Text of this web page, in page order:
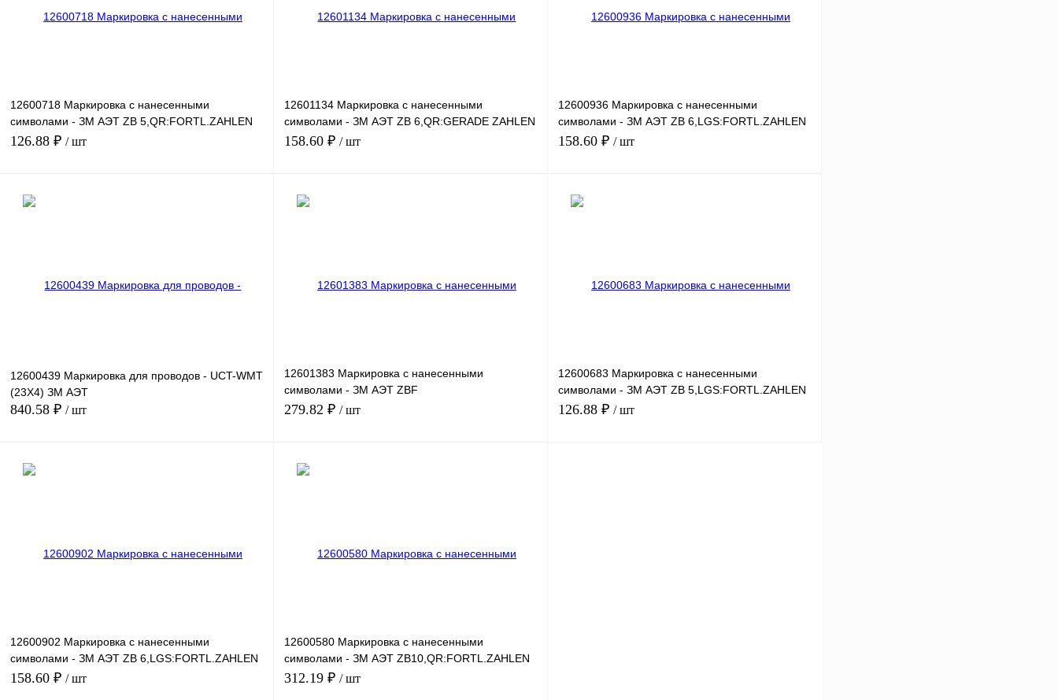
12600718 Маркировка с нанесенными
символами - ЗМ АЭТ ZB 5,QR:FORTL.ZAHLEN
211-220
126.88 ₽ / шт
12601134 Маркировка с нанесенными
символами - ЗМ АЭТ ZB 6,QR:GERADE ZAHLEN
2-20
158.60 ₽ / шт
12600936 Маркировка с нанесенными
символами - ЗМ АЭТ ZB 6,LGS:FORTL.ZAHLEN
411-420
158.60 ₽ / шт
12600439 Маркировка для проводов - UCT-WMT
(23X4) ЗМ АЭТ
840.58 ₽ / шт
12601383 Маркировка с нанесенными
символами - ЗМ АЭТ ZBF
8,LGS:FORTL.ZAHLEN 61-70
279.82 ₽ / шт
12600683 Маркировка с нанесенными
символами - ЗМ АЭТ ZB 5,LGS:FORTL.ZAHLEN
361-370
126.88 ₽ / шт
12600902 Маркировка с нанесенными
символами - ЗМ АЭТ ZB 6,LGS:FORTL.ZAHLEN
71-80
158.60 ₽ / шт
12600580 Маркировка с нанесенными
символами - ЗМ АЭТ ZB10,QR:FORTL.ZAHLEN
21-30
312.19 ₽ / шт